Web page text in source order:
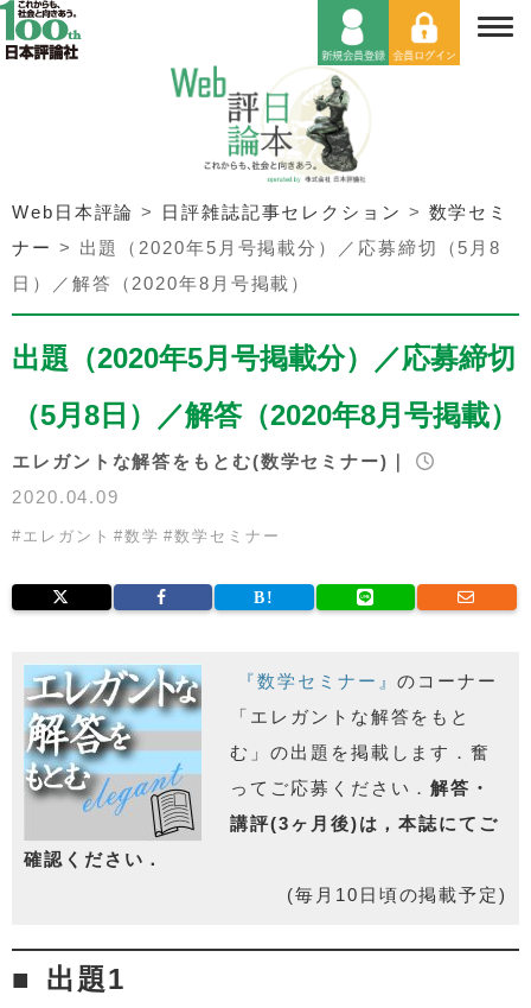
Web日本評論 > 日評雑誌記事セレクション > 数学セミ
ナー > 出題（2020年5月号掲載分）／応募締切（5月8
日）／解答（2020年8月号掲載）
出題（2020年5月号掲載分）／応募締切
（5月8日）／解答（2020年8月号掲載）
エレガントな解答をもとむ(数学セミナー)｜
2020.04.09
# エレガント #数学 #数学セミナー
『数学セミナー』のコーナー
「エレガントな解答をもと
む」の出題を掲載します．奮
ってご応募ください．解答・
講評(3ヶ月後)は，本誌にてご
確認ください．
(毎月10日頃の掲載予定)
出題1